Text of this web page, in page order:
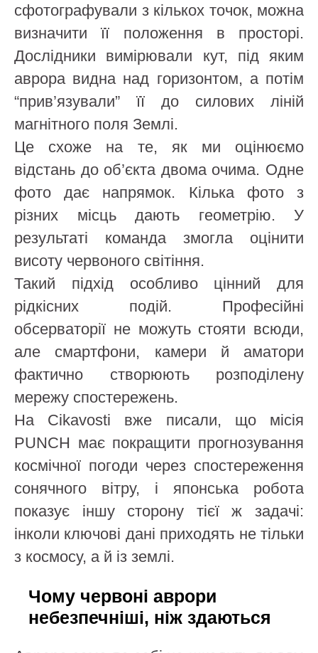
сфотографували з кількох точок, можна
визначити її положення в просторі.
Дослідники вимірювали кут, під яким
аврора видна над горизонтом, а потім
“прив’язували” її до силових ліній
магнітного поля Землі.
Це схоже на те, як ми оцінюємо
відстань до об’єкта двома очима. Одне
фото дає напрямок. Кілька фото з
різних місць дають геометрію. У
результаті команда змогла оцінити
висоту червоного світіння.
Такий підхід особливо цінний для
рідкісних подій. Професійні
обсерваторії не можуть стояти всюди,
але смартфони, камери й аматори
фактично створюють розподілену
мережу спостережень.
На Cikavosti вже писали, що місія
PUNCH має покращити прогнозування
космічної погоди через спостереження
сонячного вітру, і японська робота
показує іншу сторону тієї ж задачі:
інколи ключові дані приходять не тільки
з космосу, а й із землі.
Чому червоні аврори
небезпечніші, ніж здаються